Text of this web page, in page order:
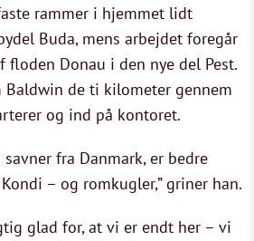
rammer i hjemmet lidt
Buda, mens arbejdet foregår
floden Donau i den nye del Pest.
Baldwin de ti kilometer gennem
og ind på kontoret.
fra Danmark, er bedre
– og romkugler,” griner han.
glad for, at vi er endt her – vi